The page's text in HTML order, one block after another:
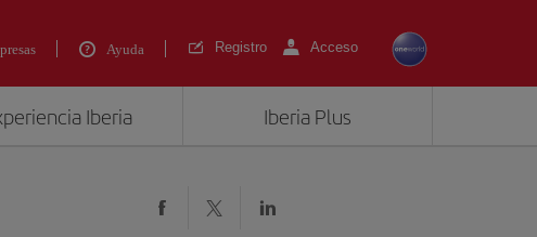
Ayuda Registro Acceso
Iberia Iberia Plus